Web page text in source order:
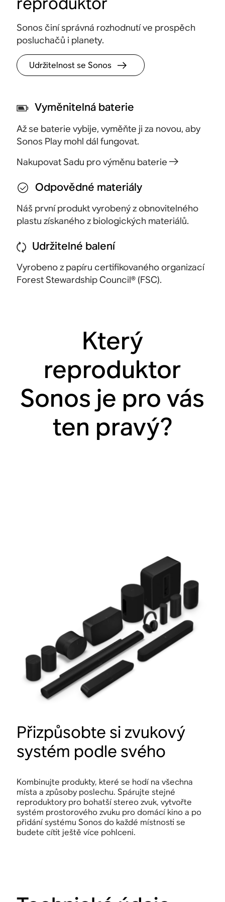
přehrávání, upravit hlasitost a přenášet hudbu po
Sonos činí správná rozhodnutí ve prospěch
posluchačů i planety.
Udržitelnost se Sonos
Vyměnitelná baterie
Až se baterie vybije, vyměňte ji za novou, aby
Sonos Play mohl dál fungovat.
Nakupovat Sadu pro výměnu baterie
Odpovědné materiály
Náš první produkt vyrobený z obnovitelného
plastu získaného z biologických materiálů.
Udržitelné balení
Vyrobeno z papíru certifikovaného organizací
Forest Stewardship Council® (FSC).
Který
reproduktor
Sonos je pro vás
ten pravý?
Přizpůsobte si zvukový
systém podle svého
Kombinujte produkty, které se hodí na všechna
místa a způsoby poslechu. Spárujte stejné
reproduktory pro bohatší stereo zvuk, vytvořte
systém prostorového zvuku pro domácí kino a po
přidání systému Sonos do každé místnosti se
budete cítit ještě více pohlceni.